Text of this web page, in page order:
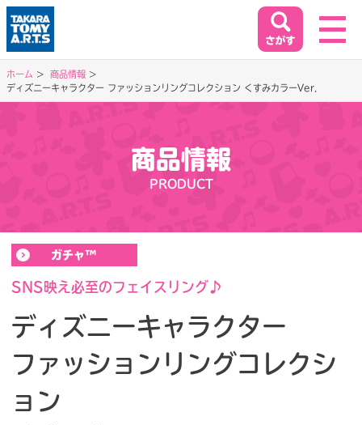
ホーム
イベント&キャンペーン
EVENT&CAMPAIGN
お客様相談室
会社情報
閉じる
ホーム
商品情報
ディズニーキャラクター ファッションリングコレクション くすみカラーVer.
商品情報
PRODUCT
ガチャ™
SNS映え必至のフェイスリング♪
ディズニーキャラクター
ファッションリングコレクシ
ョン